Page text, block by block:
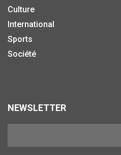
Culture
International
Sports
Société
NEWSLETTER